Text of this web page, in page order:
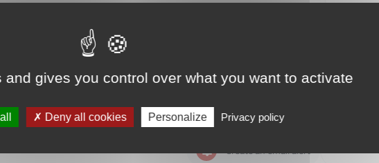
créer une alerte
Create an email alert
gives you control over what you want to activate
Deny all cookies Personalize Privacy policy